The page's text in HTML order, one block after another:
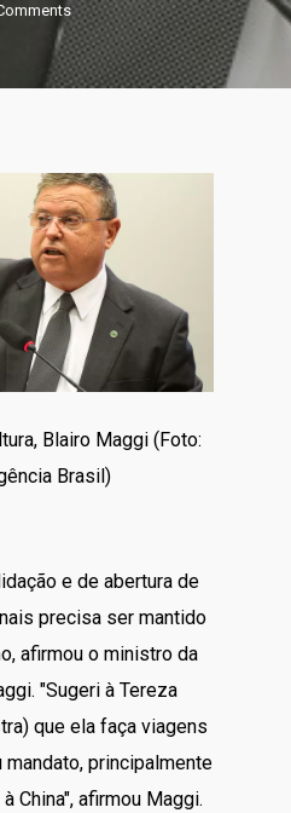
Blairo Maggi (Foto:
Brasil)
e de abertura de
precisa ser mantido
afirmou o ministro da
"Sugeri à Tereza
que ela faça viagens
principalmente
China", afirmou Maggi.